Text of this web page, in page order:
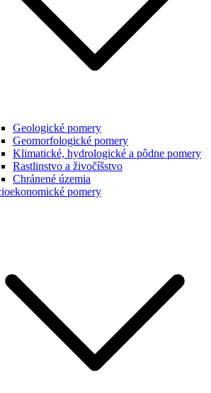
Geologické pomery
Geomorfologické pomery
Klimatické, hydrologické a pôdne pomery
Rastlinstvo a živočíšstvo
Chránené územia
pomery